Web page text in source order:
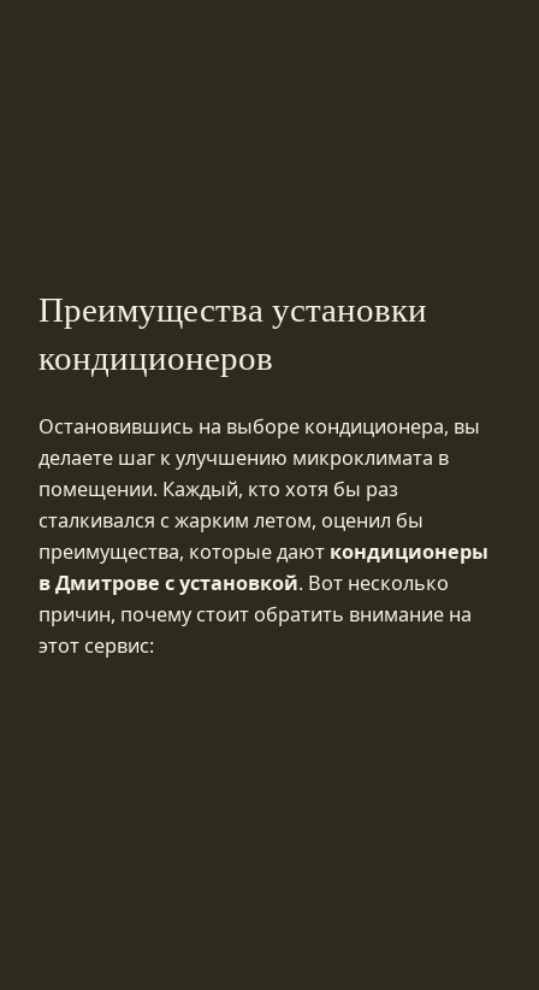
Преимущества установки
кондиционеров
Остановившись на выборе кондиционера, вы
делаете шаг к улучшению микроклимата в
помещении. Каждый, кто хотя бы раз
сталкивался с жарким летом, оценил бы
преимущества, которые дают кондиционеры
в Дмитрове с установкой. Вот несколько
причин, почему стоит обратить внимание на
этот сервис: